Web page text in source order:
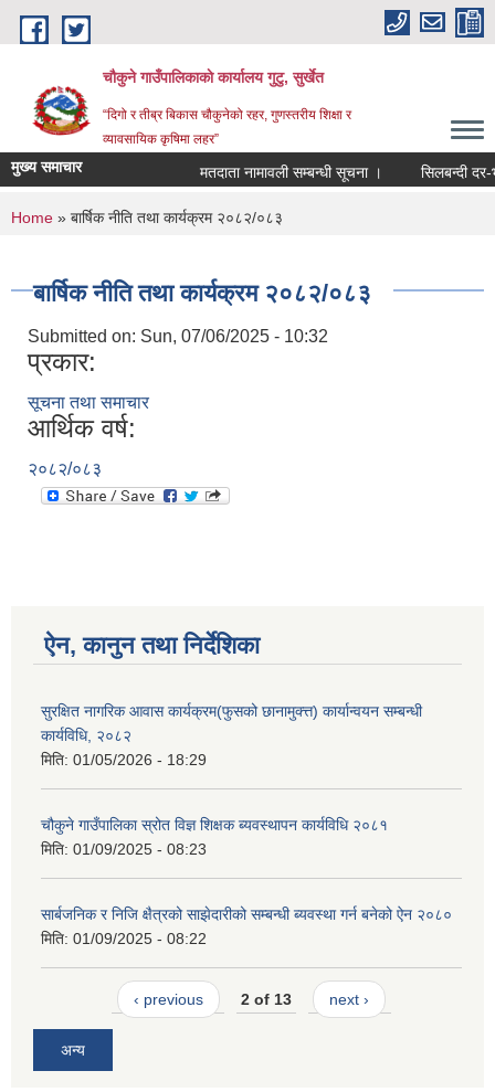
Skip to main content
चौकुने गाउँपालिकाकाे कार्यालय गुटु, सुर्खेत
“दिगो र तीब्र बिकास चौकुनेको रहर, गुणस्तरीय शिक्षा र
व्यावसायिक कृषिमा लहर”
मुख्य समाचार मतदाता नामावली सम्बन्धी सूचना । सिलबन्दी दर-
You are here
Home » बार्षिक नीति तथा कार्यक्रम २०८२/०८३
बार्षिक नीति तथा कार्यक्रम २०८२/०८३
Submitted on: Sun, 07/06/2025 - 10:32
प्रकार:
सूचना तथा समाचार
आर्थिक वर्ष:
२०८२/०८३
ऐन, कानुन तथा निर्देशिका
सुरक्षित नागरिक आवास कार्यक्रम(फुसको छानामुक्त्त) कार्यान्वयन सम्बन्धी
कार्यविधि, २०८२
मिति: 01/05/2026 - 18:29
चौकुने गाउँपालिका स्रोत विज्ञ शिक्षक ब्यवस्थापन कार्यविधि २०८१
मिति: 01/09/2025 - 08:23
सार्बजनिक र निजि क्षैत्रको साझेदारीको सम्बन्धी ब्यवस्था गर्न बनेको ऐन २०८०
मिति: 01/09/2025 - 08:22
‹ previous 2 of 13 next ›
अन्य